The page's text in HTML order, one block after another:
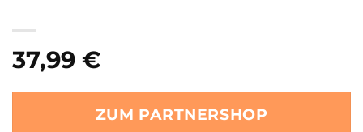
37,99 €
ZUM PARTNERSHOP